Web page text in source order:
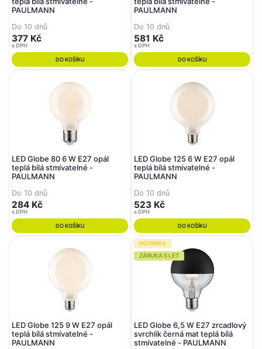
PAULMANN
Do 10 dnů
377 Kč
s DPH
DO KOŠÍKU
PAULMANN
Do 10 dnů
581 Kč
s DPH
DO KOŠÍKU
LED Globe 80 6 W E27 opál
teplá bílá stmívatelné -
PAULMANN
Do 10 dnů
284 Kč
s DPH
DO KOŠÍKU
LED Globe 125 6 W E27 opál
teplá bílá stmívatelné -
PAULMANN
Do 10 dnů
523 Kč
s DPH
DO KOŠÍKU
LED Globe 125 9 W E27 opál
teplá bílá stmívatelné -
PAULMANN
NOVINKA
ZÁRUKA 5 LET
LED Globe 6,5 W E27 zrcadlový
svrchlík černá mat teplá bílá
stmívatelné - PAULMANN